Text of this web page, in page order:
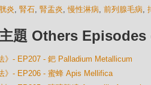
炎, 腎石, 腎盂炎,慢性淋病, 前列腺毛病,
題 Others
》- EP207 - 鈀 Palladium Metallicum
》- EP206 - 蜜蜂 Apis Mellifica